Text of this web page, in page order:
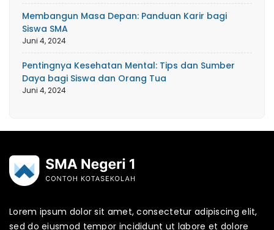
Membangun Masa Depan: Panduan Karir bagi
Siswa SMA
Juni 4, 2024
Pentingnya Kesehatan Mental: Tips dan Sumber
Daya bagi Siswa dan Orang Tua
Juni 4, 2024
Lorem ipsum dolor sit amet, consectetur adipiscing elit,
sed do eiusmod tempor incididunt ut labore et dolore